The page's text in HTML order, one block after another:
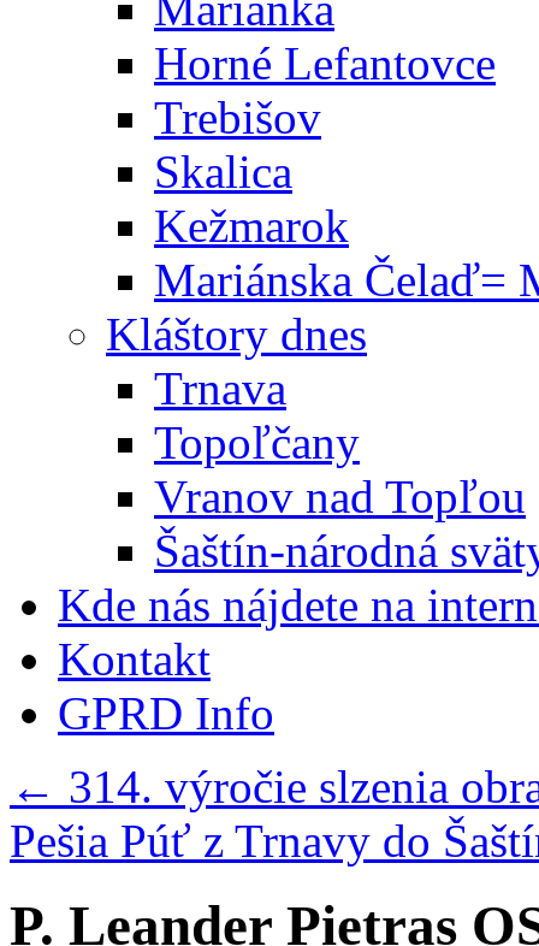
Horné Lefantovce
Trebišov
Skalica
Kežmarok
Mariánska Čelaď=
Kláštory dnes
Trnava
Topoľčany
Vranov nad Topľou
Šaštín-národná
Kde nás nájdete na
Kontakt
GPRD Info
← 314. výročie slzenia
Pešia Púť z Trnavy do
P. Leander Pietras